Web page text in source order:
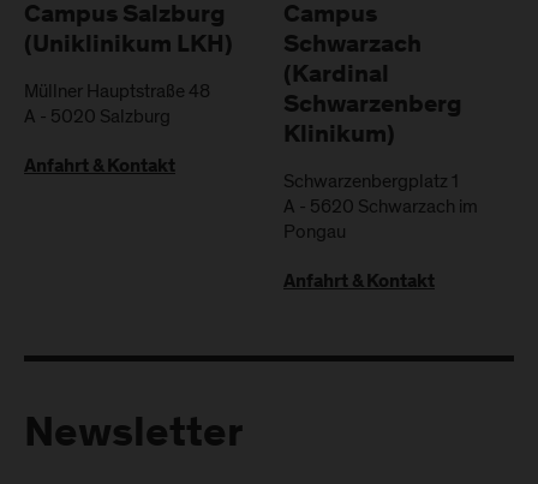
Campus Salzburg
(Uniklinikum LKH)
Müllner Hauptstraße 48
A - 5020 Salzburg
Anfahrt & Kontakt
Campus
Schwarzach
(Kardinal
Schwarzenberg
Klinikum)
Schwarzenbergplatz 1
A - 5620 Schwarzach im
Pongau
Anfahrt & Kontakt
Newsletter